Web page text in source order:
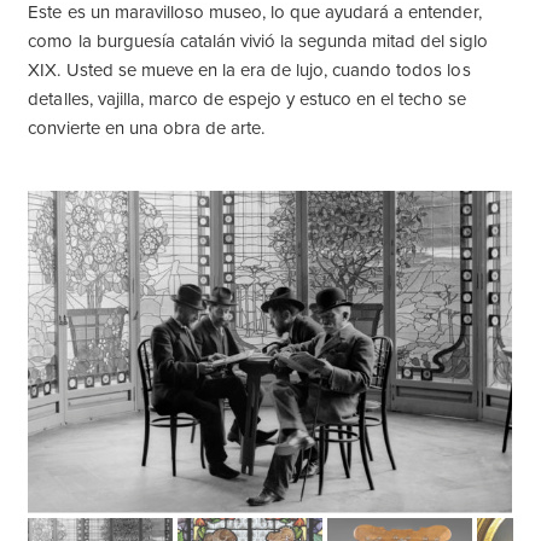
Este es un maravilloso museo, lo que ayudará a entender,
como la burguesía catalán vivió la segunda mitad del siglo
XIX. Usted se mueve en la era de lujo, cuando todos los
detalles, vajilla, marco de espejo y estuco en el techo se
convierte en una obra de arte.